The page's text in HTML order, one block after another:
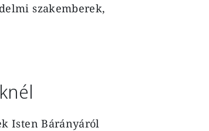
szakemberek,
Isten Bárányáról